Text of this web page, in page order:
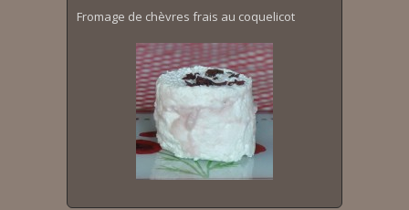
Fromage de chèvres frais au coquelicot